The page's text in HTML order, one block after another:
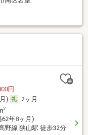
円
)
2ヶ月
2
62年8ヶ月)
野線 狭山駅 徒歩32分